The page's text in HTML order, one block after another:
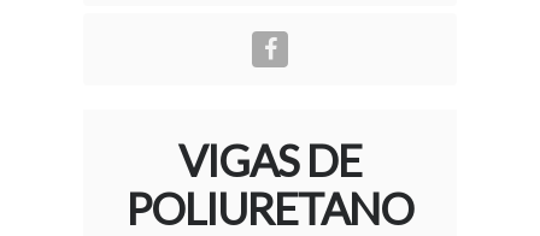
VIGAS DE
POLIURETANO